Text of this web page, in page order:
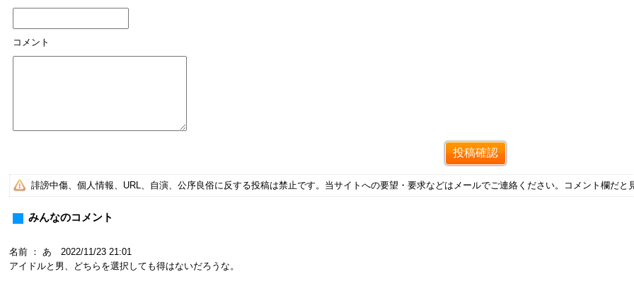
コメント
誹謗中傷、個人情報、URL、自演、公序良俗に反する投稿は禁止です。当サイトへの要望・要求などはメールでご連絡ください。コメント欄だと
みんなのコメント
名前 ： あ 2022/11/23 21:01
アイドルと男、どちらを選択しても得はないだろうな。